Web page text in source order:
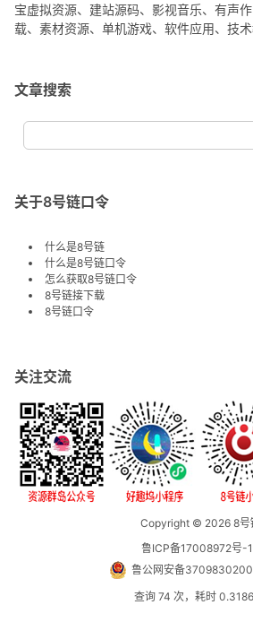
宝虚拟资源、建站源码、影视音乐、有声
载、素材资源、单机游戏、软件应用、技术
文章搜索
关于8号链口令
什么是8号链
什么是8号链口令
怎么获取8号链口令
8号链接下载
8号链口令
关注交流
Copyright © 20268号
鲁ICP备17008972号-
鲁公网安备
查询 74 次，耗时